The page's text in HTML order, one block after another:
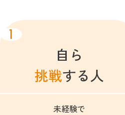
1
自ら
挑戦する人
未経験で